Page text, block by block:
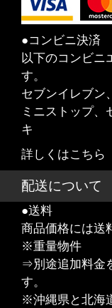
●コンビニ決済
以下のコンビニ
す。
セブンイレブン
ミニストップ、
キ
詳しくはこちら
配送について
●送料
商品価格には送
※重量物件
⇒別途追加料金
す。
※沖縄県と北海